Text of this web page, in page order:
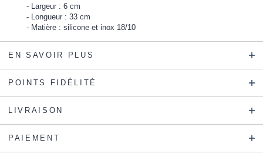
Largeur : 6 cm
Longueur : 33 cm
Matière : silicone et inox 18/10
EN SAVOIR PLUS
POINTS FIDÉLITÉ
LIVRAISON
PAIEMENT